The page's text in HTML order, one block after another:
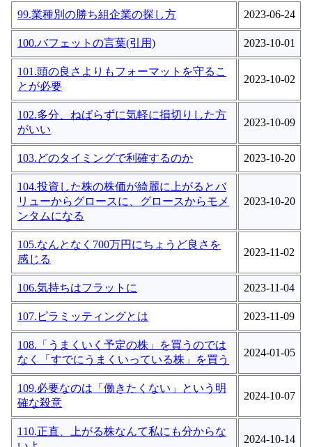
99.業種別の勝ち組企業の探し方 2023-06-24
100.バフェットの言葉(引用) 2023-10-01
101.頭の良さよりもフォーマットを守るこ
とが必要
2023-10-02
102.多分、ねばらずに気軽に損切りした方
がいい
2023-10-09
103.どのタイミングで利確するのか 2023-10-20
104.投資した株の株価が綺麗に上がるとバ
リューからグロースに、グロースからモメ
ンタムになる
2023-10-20
105.なんとなく700万円にちょうど良さを
感じる
2023-11-02
106.気持ちはフラットに 2023-11-04
107.ピラミッティングとは 2023-11-09
108.「うまくいく予定の株」を買うのでは
なく「すでにうまくいっている株」を買う
2024-01-05
109.必要なのは「働きたくない」という明
確な殺意
2024-10-07
110.正直、上がる株なんて私にも分からな
2024-10-14